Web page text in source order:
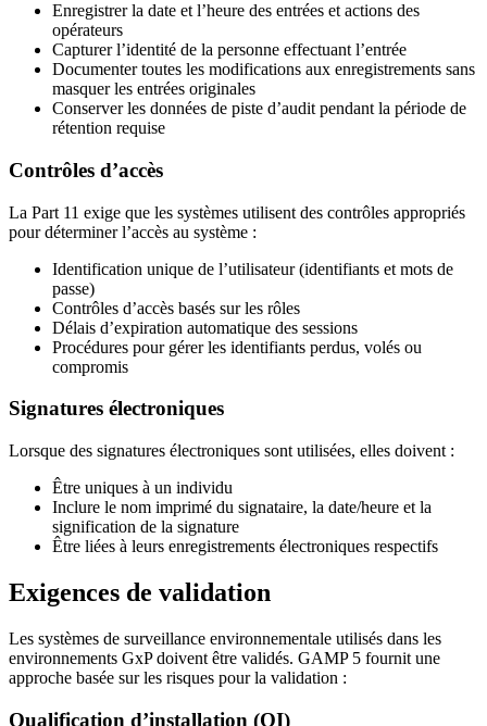
Enregistrer la date et l’heure des entrées et actions des
opérateurs
Capturer l’identité de la personne effectuant l’entrée
Documenter toutes les modifications aux enregistrements sans
masquer les entrées originales
Conserver les données de piste d’audit pendant la période de
rétention requise
Contrôles d’accès
La Part 11 exige que les systèmes utilisent des contrôles appropriés
pour déterminer l’accès au système :
Identification unique de l’utilisateur (identifiants et mots de
passe)
Contrôles d’accès basés sur les rôles
Délais d’expiration automatique des sessions
Procédures pour gérer les identifiants perdus, volés ou
compromis
Signatures électroniques
Lorsque des signatures électroniques sont utilisées, elles doivent :
Être uniques à un individu
Inclure le nom imprimé du signataire, la date/heure et la
signification de la signature
Être liées à leurs enregistrements électroniques respectifs
Exigences de validation
Les systèmes de surveillance environnementale utilisés dans les
environnements GxP doivent être validés. GAMP 5 fournit une
approche basée sur les risques pour la validation :
Qualification d’installation (QI)